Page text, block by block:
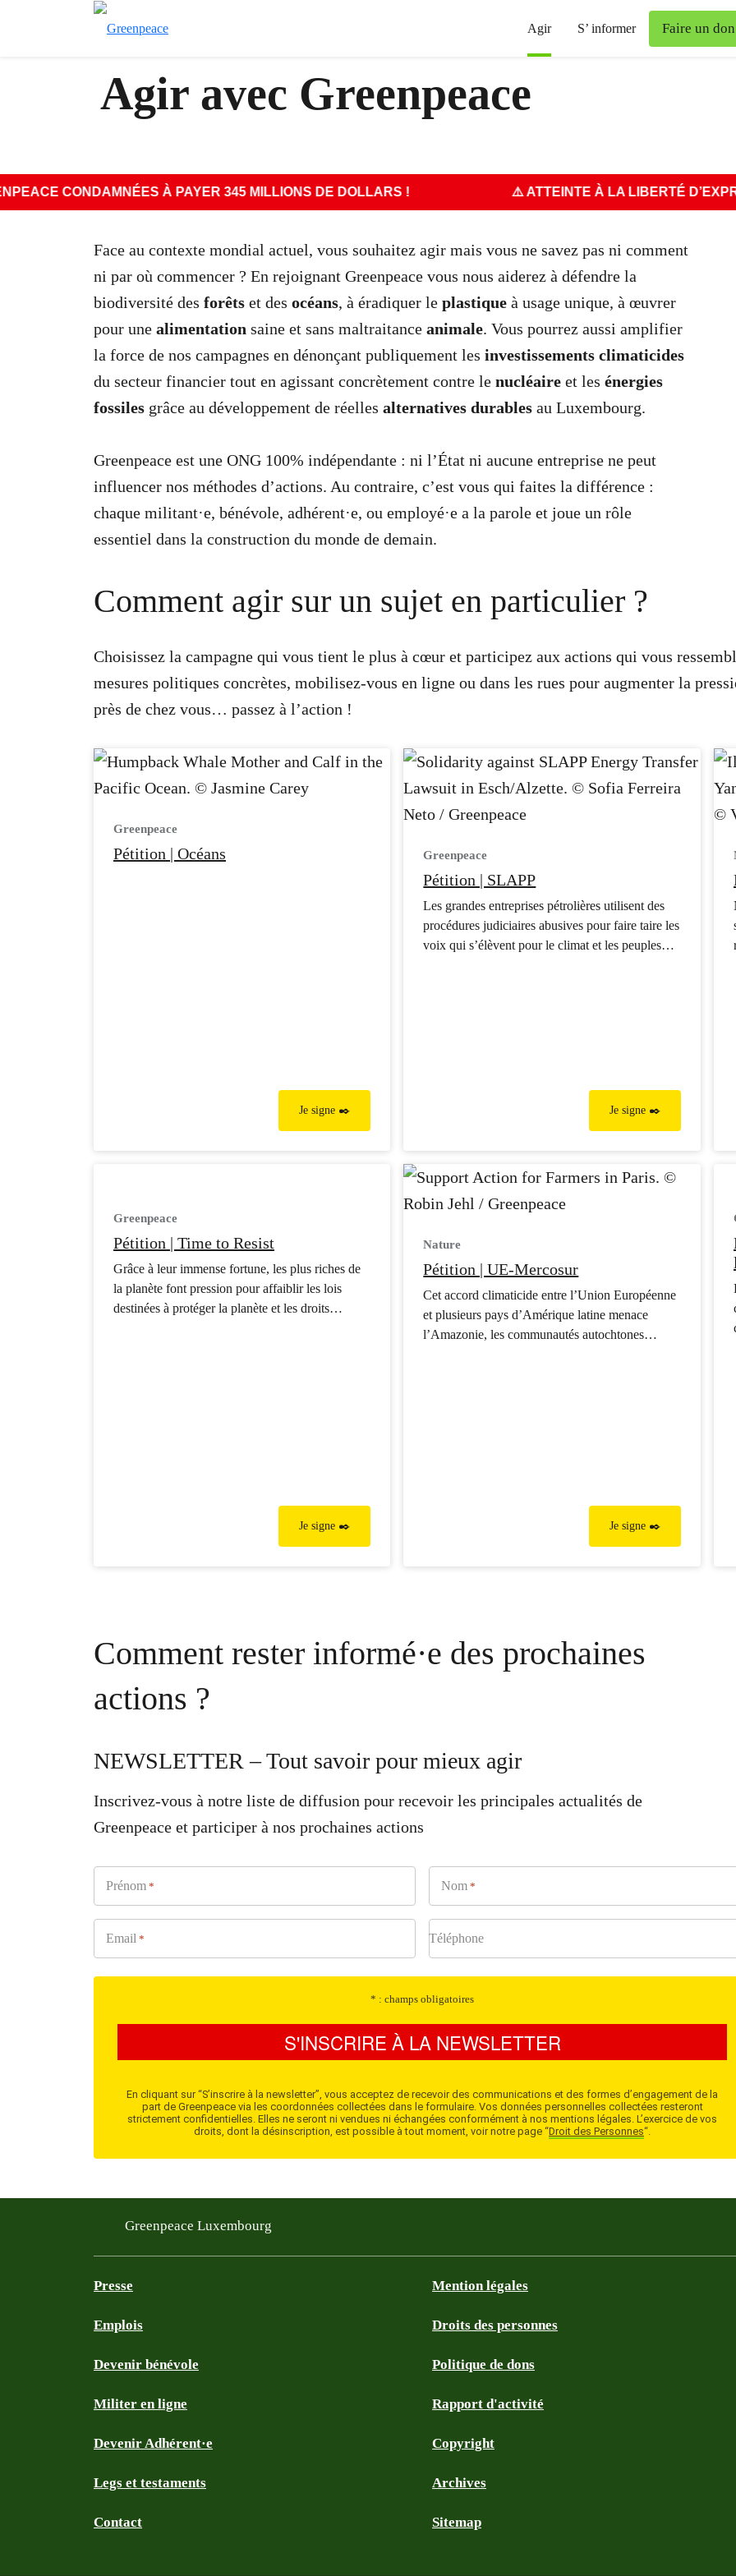
Agir S’ informer Faire un don
Agir avec Greenpeace
À PAYER 345 MILLIONS DE DOLLARS ! ⚠️ ATTEINTE À LA LIBERTÉ
Face au contexte mondial actuel, vous souhaitez agir mais vous ne savez pas ni comment
ni par où commencer ? En rejoignant Greenpeace vous nous aiderez à défendre la
biodiversité des forêts et des océans, à éradiquer le plastique à usage unique, à œuvrer
pour une alimentation saine et sans maltraitance animale. Vous pourrez aussi amplifier
la force de nos campagnes en dénonçant publiquement les investissements climaticides
du secteur financier tout en agissant concrètement contre le nucléaire et les énergies
fossiles grâce au développement de réelles alternatives durables au Luxembourg.
Greenpeace est une ONG 100% indépendante : ni l’État ni aucune entreprise ne peut
influencer nos méthodes d’actions. Au contraire, c’est vous qui faites la différence :
chaque militant·e, bénévole, adhérent·e, ou employé·e a la parole et joue un rôle
essentiel dans la construction du monde de demain.
Comment agir sur un sujet en particulier ?
Choisissez la campagne qui vous tient le plus à cœur et participez aux actions qui vous
mesures politiques concrètes, mobilisez-vous en ligne ou dans les rues pour augmenter la
près de chez vous… passez à l’action !
Greenpeace
Pétition | Océans
Je signe ✒️
Greenpeace
Pétition | SLAPP
Les grandes entreprises pétrolières utilisent des
procédures judiciaires abusives pour faire taire les
voix qui s’élèvent pour le climat et les peuples
Je signe ✒️
Greenpeace
Pétition | Time to Resist
Grâce à leur immense fortune, les plus riches de
la planète font pression pour affaiblir les lois
destinées à protéger la planète et les droits
Je signe ✒️
Nature
Pétition | UE-Mercosur
Cet accord climaticide entre l’Union Européenne
et plusieurs pays d’Amérique latine menace
l’Amazonie, les communautés autochtones
Je signe ✒️
Comment rester informé·e des prochaines
actions ?
NEWSLETTER – Tout savoir pour mieux agir
Inscrivez-vous à notre liste de diffusion pour recevoir les principales actualités de
Greenpeace et participer à nos prochaines actions
Prénom * Nom *
Email * Téléphone
* : champs obligatoires
S'INSCRIRE À LA NEWSLETTER
En cliquant sur “S’inscrire à la newsletter”, vous acceptez de recevoir des communications et des formes d’engagement de la
part de Greenpeace via les coordonnées collectées dans le formulaire. Vos données personnelles collectées resteront
strictement confidentielles. Elles ne seront ni vendues ni échangées conformément à nos mentions légales. L’exercice de vos
droits, dont la désinscription, est possible à tout moment, voir notre page “Droit des Personnes“.
Greenpeace Luxembourg
Presse
Emplois
Devenir bénévole
Militer en ligne
Devenir Adhérent·e
Legs et testaments
Contact
Mention légales
Droits des personnes
Politique de dons
Rapport d'activité
Copyright
Archives
Sitemap